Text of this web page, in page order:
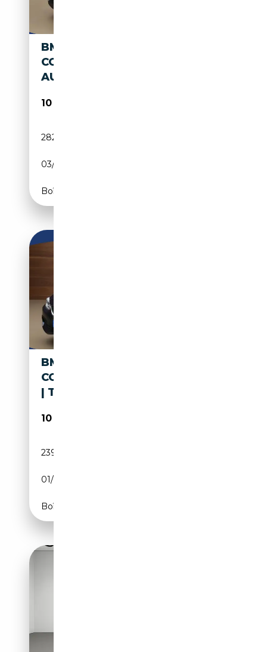
BMW 418 4-SERIE GRAN
COUPÉ 418D EXECUTIVE |
AUTOMAAT | LED
10 950€
282 113 km
03/2015
Boîte automatique
BMW 418 4-SERIE GRAN
COUPÉ 418D BUSINESS | NAVI
| TREKHAAK
10 950€
239 130 km
01/2015
Boîte manuelle